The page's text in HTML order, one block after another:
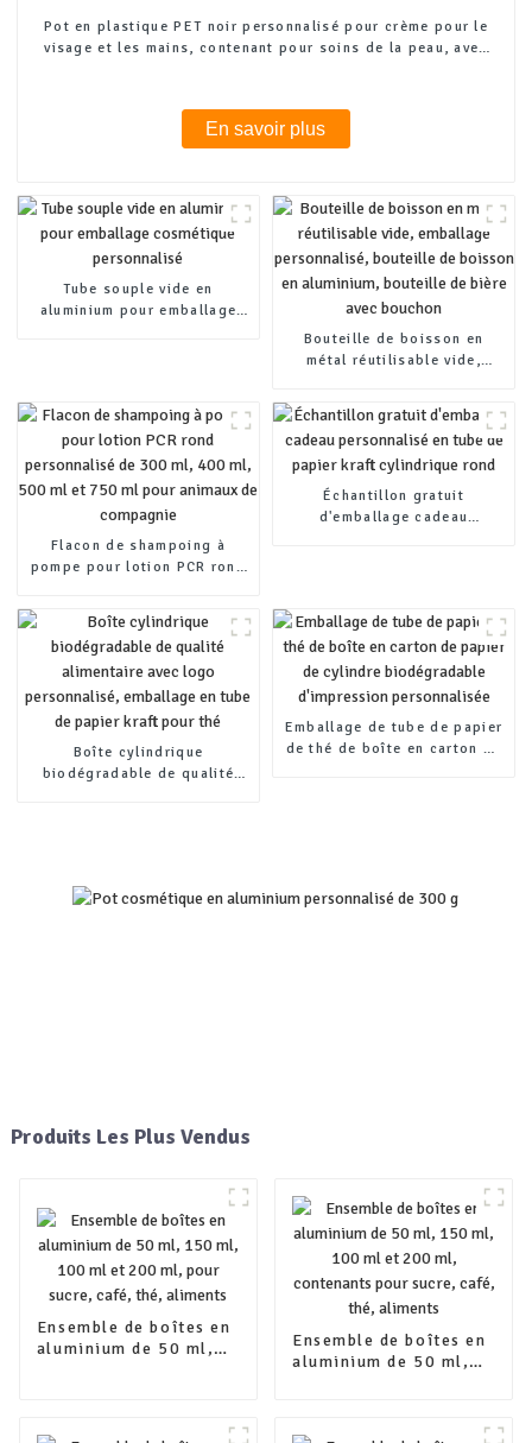
Pot en plastique PET noir personnalisé pour crème pour le
visage et les mains, contenant pour soins de la peau, avec
En savoir plus
Tube souple vide en
aluminium pour emballage
Bouteille de boisson en
métal réutilisable vide,
bouteille de boisson en
aluminium, bouteille de bière
avec bouchon
Flacon de shampoing à
pompe pour lotion PCR rond
animaux de compagnie
Échantillon gratuit
d'emballage cadeau
Boîte cylindrique
biodégradable de qualité
Emballage de tube de papier
de thé de boîte en carton de
Produits Les Plus Vendus
Ensemble de boîtes en
aluminium de 50 ml,
Ensemble de boîtes en
aluminium de 50 ml,